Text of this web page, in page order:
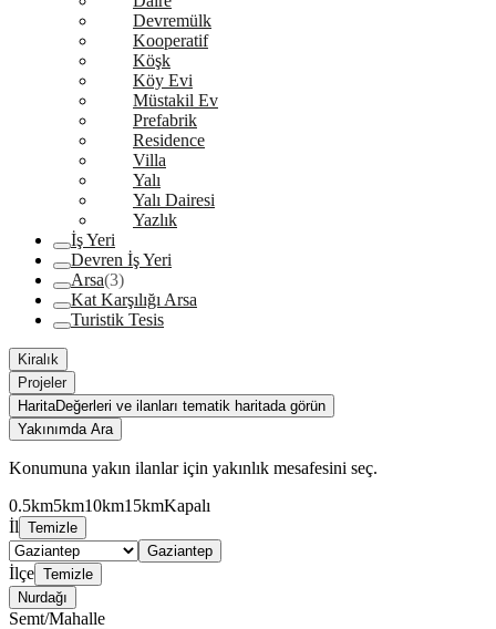
Devremülk
Kooperatif
Köşk
Köy Evi
Müstakil Ev
Prefabrik
Residence
Villa
Yalı
Yalı Dairesi
Yazlık
İş Yeri
Devren İş Yeri
Arsa(3)
Kat Karşılığı Arsa
Turistik Tesis
Kiralık
Projeler
HaritaDeğerleri ve ilanları tematik haritada görün
Yakınımda Ara
Konumuna yakın ilanlar için yakınlık mesafesini seç.
0.5km5km10km15kmKapalı
İl Temizle
Gaziantep
İlçe Temizle
Nurdağı
Semt/Mahalle